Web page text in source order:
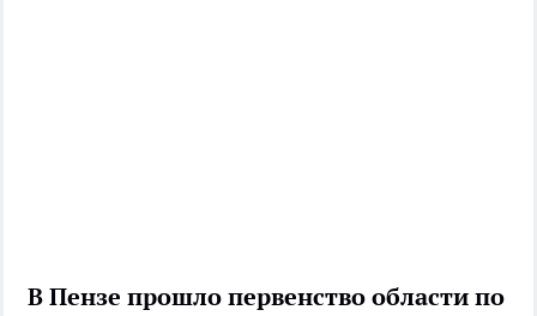
В Пензе прошло первенство области по